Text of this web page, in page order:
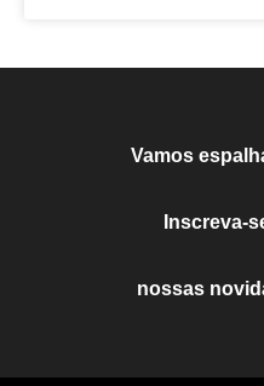
Vamos
Inscreva-
nossas